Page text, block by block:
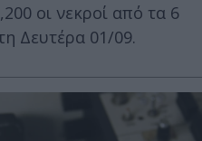
οι νεκροί από τα 6
Δευτέρα 01/09.